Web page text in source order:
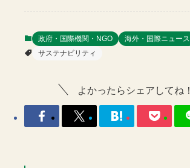
政府・国際機関・NGO 海外・国際ニュース
サステナビリティ
よかったらシェアしてね！